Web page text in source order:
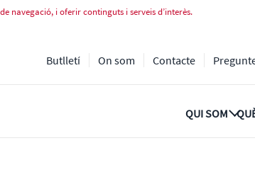
Centelles (Eixample)
navegació, i oferir continguts i serveis d’interès.
Butlletí On som Contacte
QUI SOM